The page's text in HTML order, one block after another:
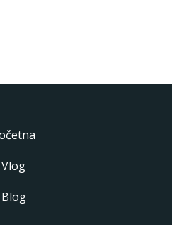
Vlog
Blog